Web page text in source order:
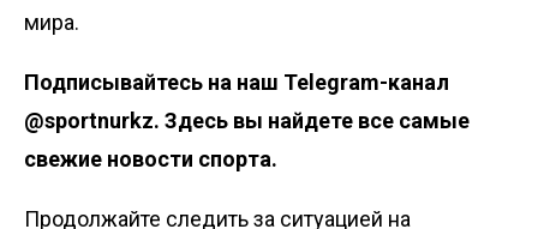
мира.
Подписывайтесь на наш Telegram-канал
@sportnurkz. Здесь вы найдете все самые
свежие новости спорта.
Продолжайте следить за ситуацией на